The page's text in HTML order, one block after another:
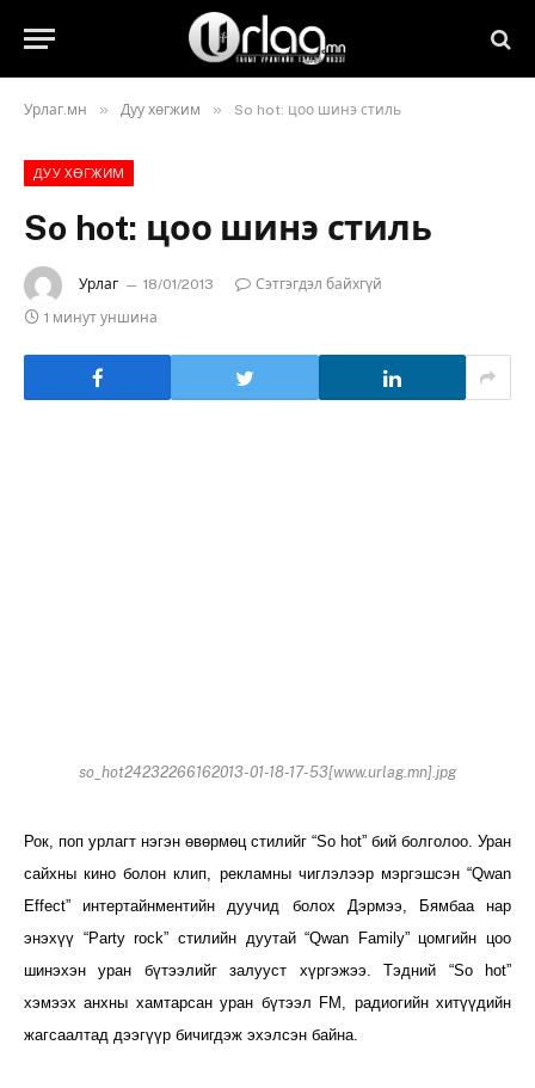
Урлаг.мн » Дуу хөгжим » So hot: цоо шинэ стиль
ДУУ ХӨГЖИМ
So hot: цоо шинэ стиль
Урлаг 18/01/2013
Сэтгэгдэл байхгүй
1 минут уншина
so_hot24232266162013-01-18-17-53[www.urlag.mn].jpg
Рок, поп урлагт нэгэн өвөрмөц стилийг “So hot” бий болголоо. Уран
сайхны кино болон клип, рекламны чиглэлээр мэргэшсэн “Qwan
Effect” интертайнментийн дуучид болох Дэрмээ, Бямбаа нар
энэхүү “Party rock” стилийн дуутай “Qwan Family” цомгийн цоо
шинэхэн уран бүтээлийг залууст хүргэжээ. Тэдний “So hot”
хэмээх анхны хамтарсан уран бүтээл FM, радиогийн хитүүдийн
жагсаалтад дээгүүр бичигдэж эхэлсэн байна.